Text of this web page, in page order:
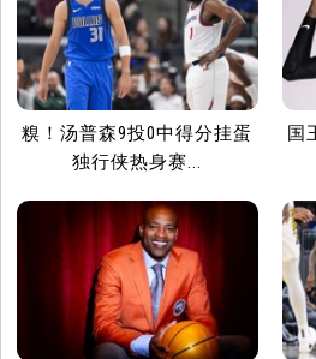
糗！汤普森9投0中得分挂蛋
独行侠热身赛...
国